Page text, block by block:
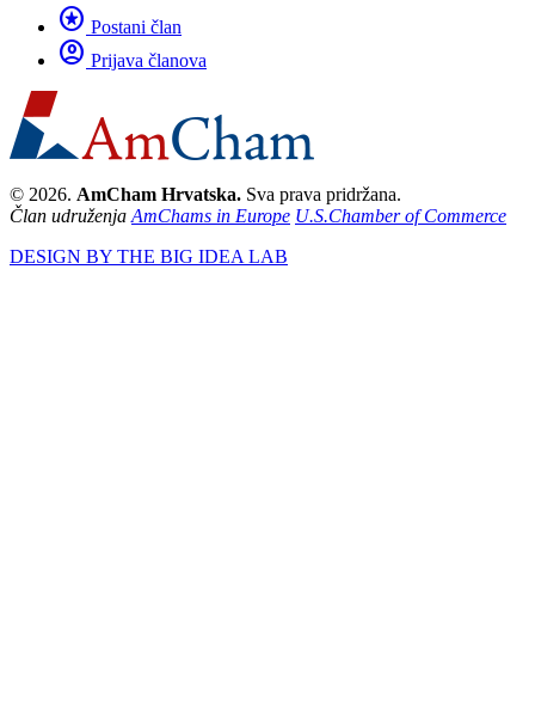
stars Postani član
account_circle Prijava članova
© 2026. AmCham Hrvatska. Sva prava pridržana.
Član udruženja AmChams in Europe U.S.Chamber of Commerce
DESIGN BY THE BIG IDEA LAB